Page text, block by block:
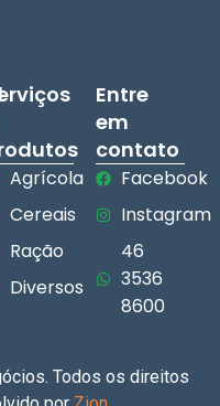
Agrícola
Cereais
Ração
Diversos
Entre
em
contato
Facebook
Instagram
46
3536
8600
Todos os direitos